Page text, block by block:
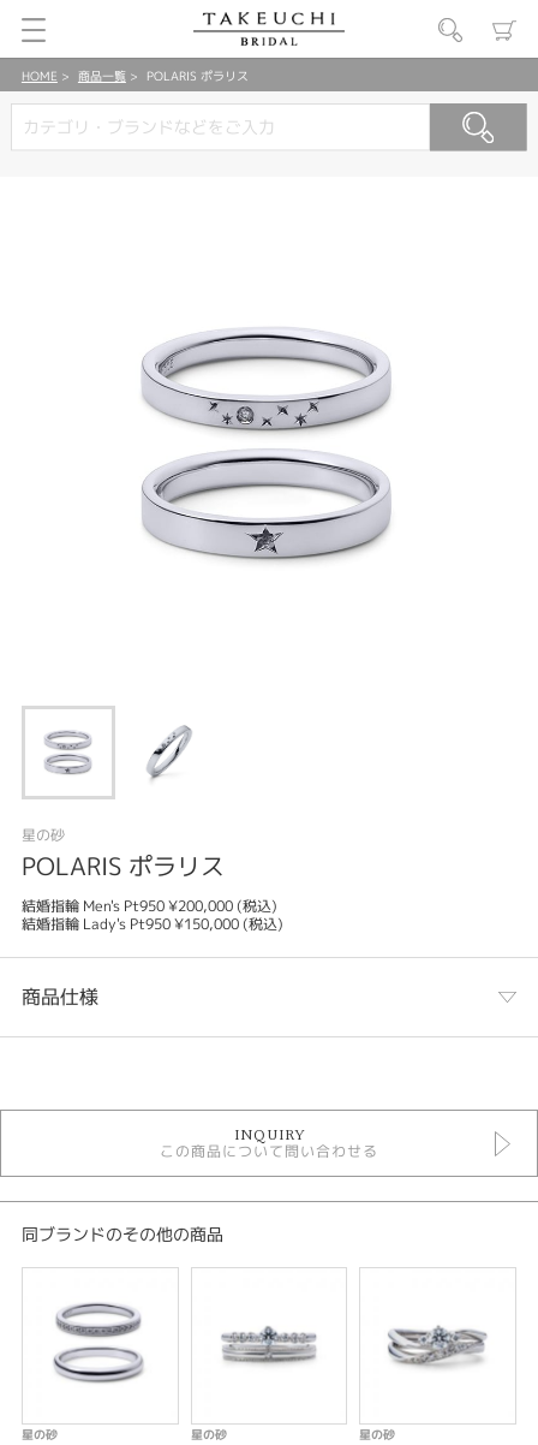
HOME 商品一覧 POLARIS ポラリス
星の砂
POLARIS ポラリス
結婚指輪 Men's Pt950 ¥200,000 (税込)
結婚指輪 Lady's Pt950 ¥150,000 (税込)
商品仕様
結婚指輪
星の砂 ＞ 結婚指輪
デザイン
テイスト
結婚指輪 シンプル
性別
INQUIRY
この商品について問い合わせる
同ブランドのその他の商品
星の砂 星の砂 星の砂